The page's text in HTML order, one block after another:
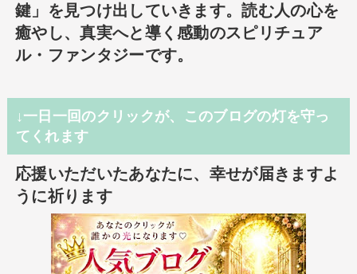
鍵」を見つけ出していきます。読む人の心を
癒やし、真実へと導く感動のスピリチュア
ル・ファンタジーです。
↓一日一回のクリックが、このブログの灯を守っ
てくれます
応援いただいたあなたに、幸せが届きますよ
うに祈ります